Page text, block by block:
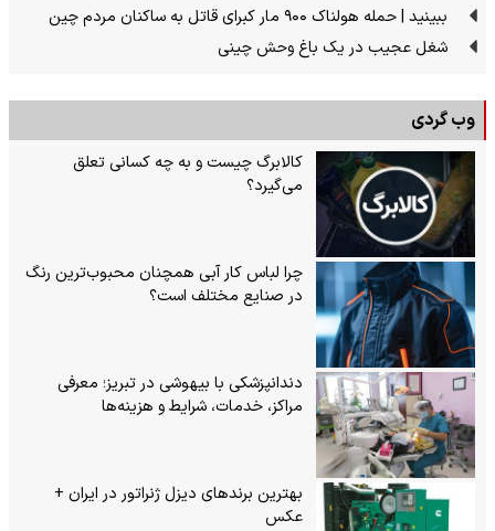
ببینید | حمله هولناک ۹۰۰ مار کبرای قاتل به ساکنان مردم چین
شغل عجیب در یک باغ وحش چینی
وب گردی
کالابرگ چیست و به چه کسانی تعلق
می‌گیرد؟
چرا لباس کار آبی همچنان محبوب‌ترین رنگ
در صنایع مختلف است؟
دندانپزشکی با بیهوشی در تبریز؛ معرفی
مراکز، خدمات، شرایط و هزینه‌ها
بهترین برندهای دیزل ژنراتور در ایران +
عکس